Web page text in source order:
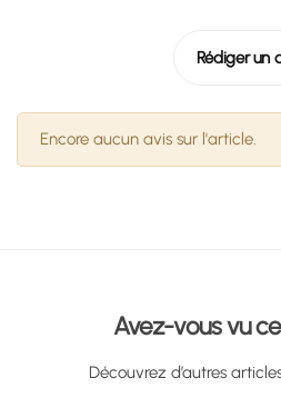
Rédiger un
Encore aucun avis sur l'article.
Avez-vous vu
Découvrez d’autres